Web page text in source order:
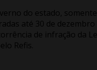
do estado,
até 30 de dezembro
de infração da
Refis.